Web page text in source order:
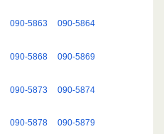
090-5863 090-5864
090-5868 090-5869
090-5873 090-5874
090-5878 090-5879